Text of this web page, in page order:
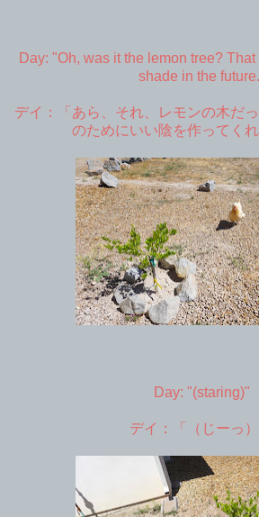
Day: "Oh, was it the lemon tree?
shade in the
デイ：「あら、それ、レモンの木だ
のためにいい陰を作ってくれ
Day: "(staring)"
デイ：「（じーっ）